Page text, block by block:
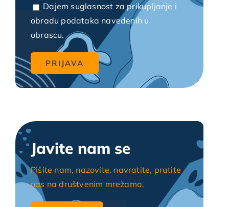
Dajem suglasnost za prikupljanje i
obradu podataka navedenih u
obrascu.
Javite nam se
Pišite nam, nazovite, navratite, pratite
nas na društvenim mrežama.